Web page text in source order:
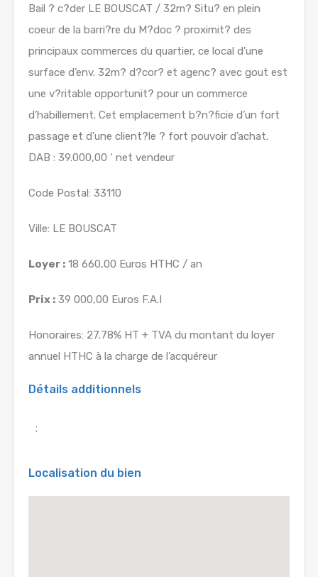
Bail ? c?der LE BOUSCAT / 32m? Situ? en plein
coeur de la barri?re du M?doc ? proximit? des
principaux commerces du quartier, ce local d’une
surface d’env. 32m? d?cor? et agenc? avec gout est
une v?ritable opportunit? pour un commerce
d’habillement. Cet emplacement b?n?ficie d’un fort
passage et d’une client?le ? fort pouvoir d’achat.
DAB : 39.000,00 ‘ net vendeur
Code Postal: 33110
Ville: LE BOUSCAT
Loyer : 18 660,00 Euros HTHC / an
Prix : 39 000,00 Euros F.A.I
Honoraires: 27.78% HT + TVA du montant du loyer
annuel HTHC à la charge de l’acquéreur
Détails additionnels
:
Localisation du bien